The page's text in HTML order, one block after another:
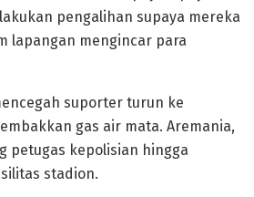
pengalihan supaya mereka
lapangan mengincar para
suporter turun ke
gas air mata. Aremania,
petugas kepolisian hingga
stadion.